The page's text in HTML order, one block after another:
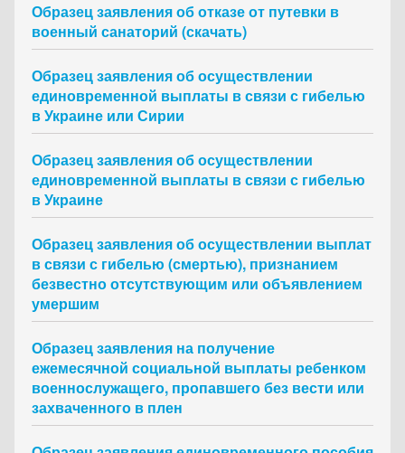
Образец заявления об отказе от путевки в
военный санаторий (скачать)
Образец заявления об осуществлении
единовременной выплаты в связи с гибелью
в Украине или Сирии
Образец заявления об осуществлении
единовременной выплаты в связи с гибелью
в Украине
Образец заявления об осуществлении выплат
в связи с гибелью (смертью), признанием
безвестно отсутствующим или объявлением
умершим
Образец заявления на получение
ежемесячной социальной выплаты ребенком
военнослужащего, пропавшего без вести или
захваченного в плен